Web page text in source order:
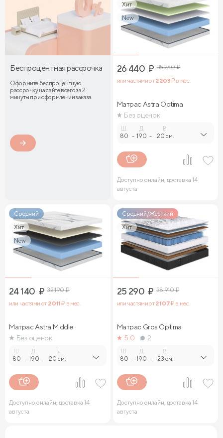
Беспроцентная рассрочка
Оформите беспроцентную
рассрочку на сайте всего за 2
минуты при оформлении заказа
Хит
New
26 440 ₽ 35 250₽
или частями от2 203₽ в мес.
Матрас Astra Optima
Без оценок
80 -
Д.
190 -
В.
20 см.
Доступно онлайн, доставка 14
августа
Средний
Хит
New
24 140 ₽ 32 190₽
или частями от 2 011₽ в мес.
Матрас Astra Middle
Без оценок
80 -
Д.
190 -
В.
20 см.
Доступно онлайн, доставка 14
августа
Средний/Жесткий
Хит
25 290 ₽ 38 910₽
или частями от2 107₽ в мес.
Матрас Gros Optima
5.0
2
80 -
Д.
190 -
В.
23 см.
Доступно онлайн, доставка 14
августа